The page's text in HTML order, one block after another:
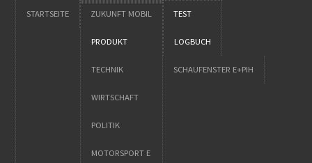
STARTSEITE ZUKUNFT MOBIL
PRODUKT
TECHNIK
WIRTSCHAFT
POLITIK
MOTORSPORT E
TEST
LOGBUCH
SCHAUFENSTER E+PIH